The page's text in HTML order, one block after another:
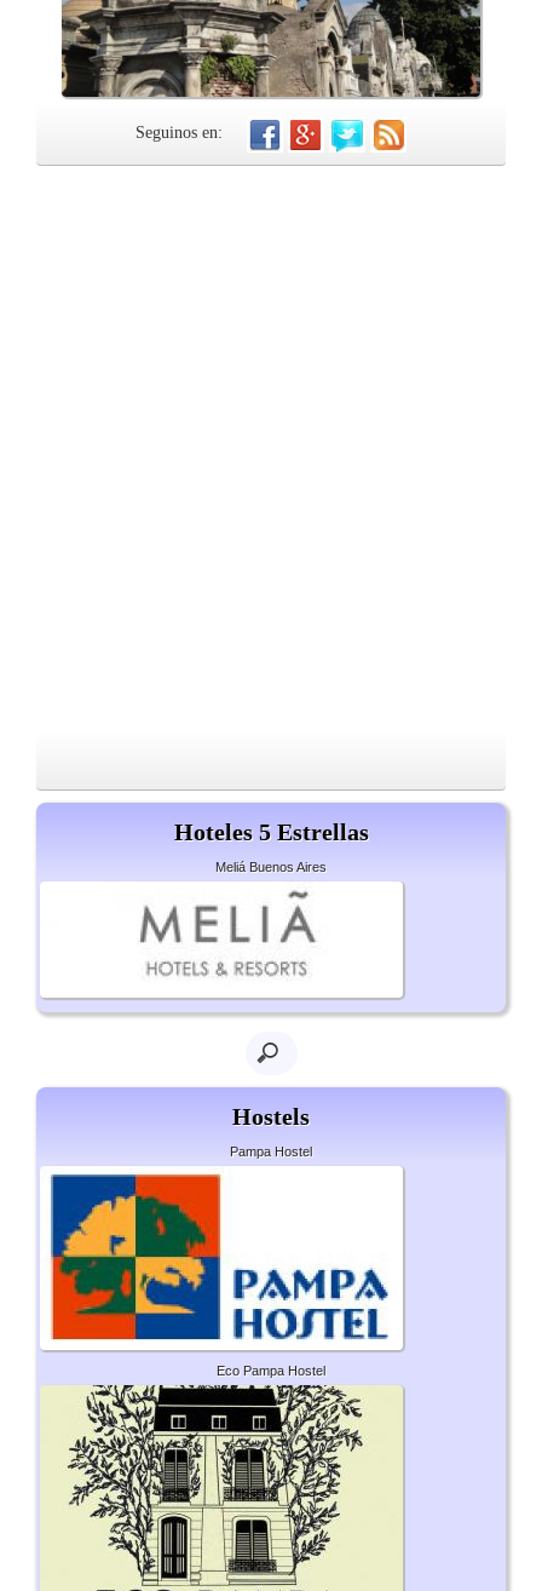
Seguinos en:
Hoteles 5 Estrellas
Meliá Buenos Aires
Hostels
Pampa Hostel
Eco Pampa Hostel